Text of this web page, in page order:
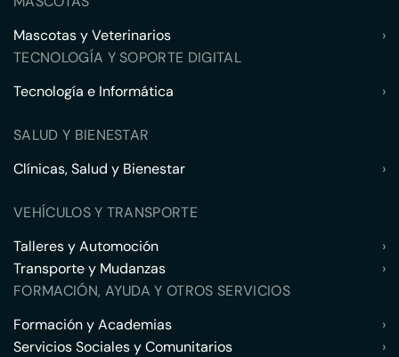
Mascotas y Veterinarios
›
TECNOLOGÍA Y SOPORTE DIGITAL
Tecnología e Informática
›
SALUD Y BIENESTAR
Clínicas, Salud y Bienestar
›
VEHÍCULOS Y TRANSPORTE
Talleres y Automoción
›
Transporte y Mudanzas
›
FORMACIÓN, AYUDA Y OTROS SERVICIOS
Formación y Academias
›
Servicios Sociales y Comunitarios
›